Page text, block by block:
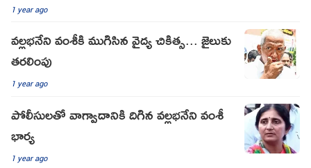
1 year ago
వల్లభనేని వంశీకి ముగిసిన వైద్య చికిత్స... జైలుకు
తరలింపు
1 year ago
పోలీసులతో వాగ్వాదానికి దిగిన వల్లభనేని వంశీ
భార్య
1 year ago